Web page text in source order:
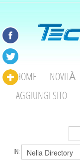
HOME NOVITÀ
AGGIUNGI SITO
IN: